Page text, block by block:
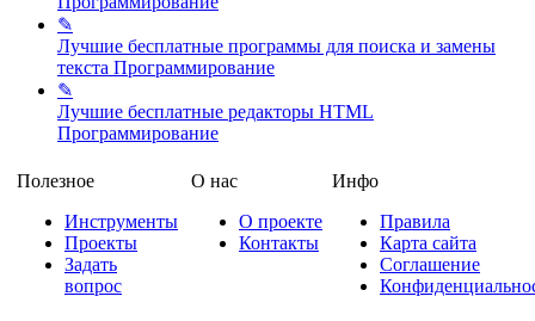
✎
Лучшие бесплатные программы для поиска и замены
текста Программирование
✎
Лучшие бесплатные редакторы HTML
Программирование
Полезное
Инструменты
Проекты
Задать
вопрос
О нас
О проекте
Контакты
Инфо
Правила
Карта сайта
Соглашение